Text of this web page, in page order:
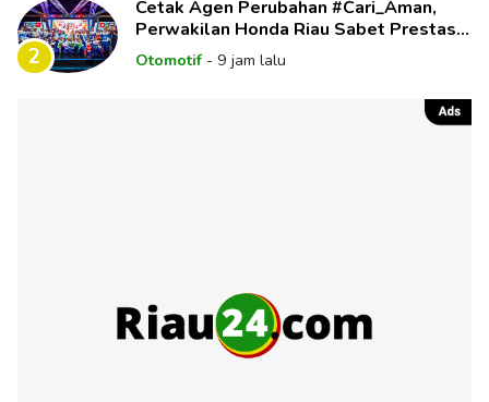
2
Cetak Agen Perubahan #Cari_Aman,
Perwakilan Honda Riau Sabet Prestasi
di Panggung Nasional
Otomotif - 9 jam lalu